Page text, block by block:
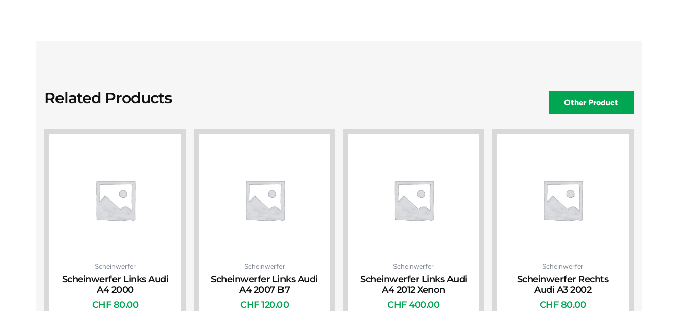
Related Products Other Product
Scheinwerfer
Scheinwerfer Links Audi
A4 2000
CHF80.00
Scheinwerfer
Scheinwerfer Links Audi
A4 2007 B7
CHF120.00
Scheinwerfer
Scheinwerfer Links Audi
A4 2012 Xenon
CHF400.00
Scheinwerfer
Scheinwerfer Rechts
Audi A3 2002
CHF80.00